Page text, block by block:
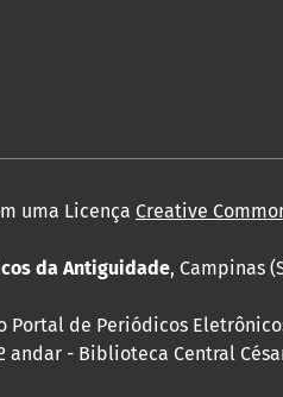
uma Licença Creative
da Antiguidade, Campinas
de Periódicos
andar - Biblioteca Central